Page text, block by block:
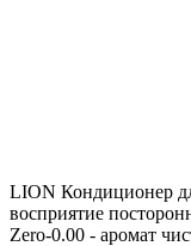
LION Кондиционер
восприятие
Zero-0.00 - аромат